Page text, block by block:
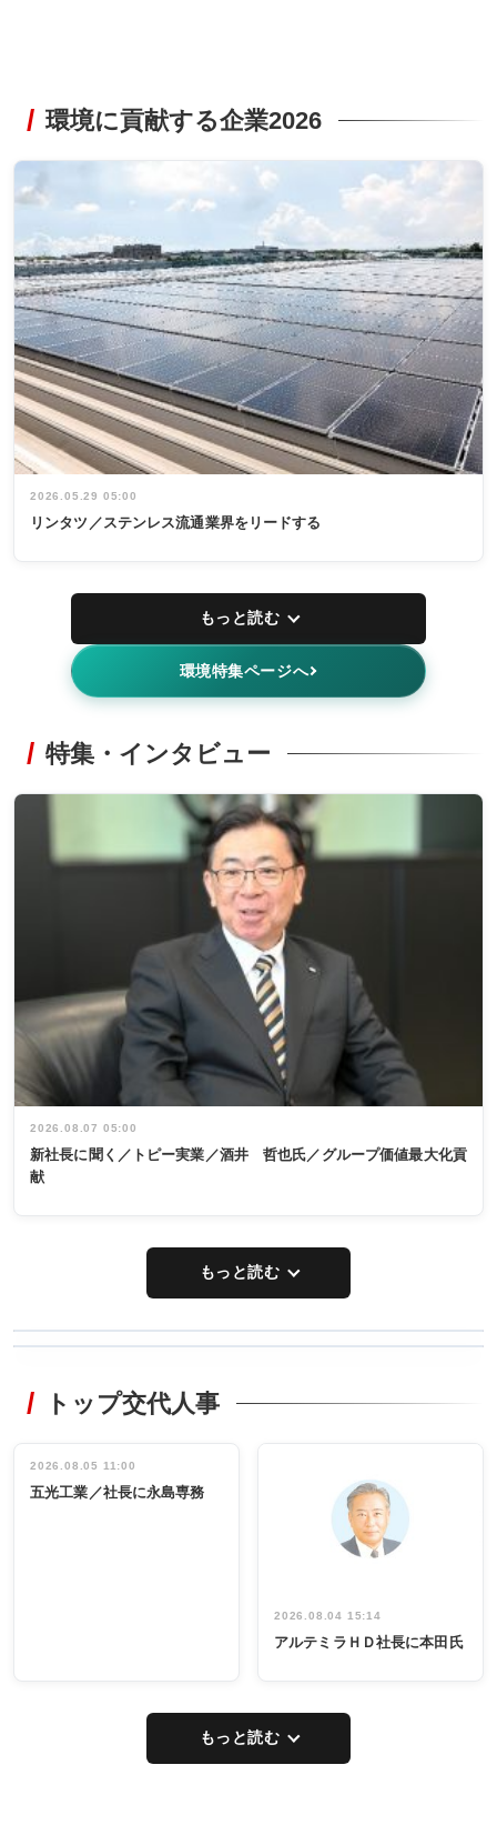
環境に貢献する企業2026
2026.05.29 05:00
リンタツ／ステンレス流通業界をリードする
もっと読む
環境特集ページへ
特集・インタビュー
2026.08.07 05:00
新社長に聞く／トピー実業／酒井 哲也氏／グループ価値最大化貢
献
もっと読む
非鉄業界で
インタビュ
ー／社内ア
タックトレー
祝う 業界関
係者ら220人
出席
トップ交代人事
2026.08.05 11:00
五光工業／社長に永島専務
2026.08.04 15:14
アルテミラＨＤ社長に本田氏
もっと読む